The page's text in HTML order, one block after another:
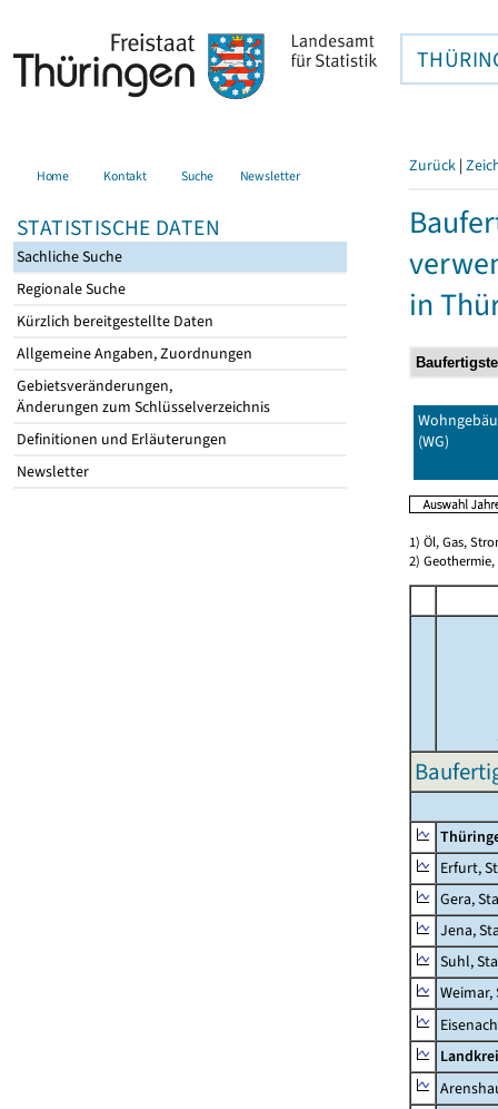
Home Kontakt Suche Newsletter
STATISTISCHE DATEN
Sachliche Suche
Regionale Suche
Kürzlich bereitgestellte Daten
Allgemeine Angaben, Zuordnungen
Gebietsveränderungen,
Änderungen zum Schlüsselverzeichnis
Definitionen und Erläuterungen
Newsletter
Zurück |
in
(WG)
1) Öl, Gas,
2)
Erfurt,
Gera,
Jena,
Suhl,
Weimar,